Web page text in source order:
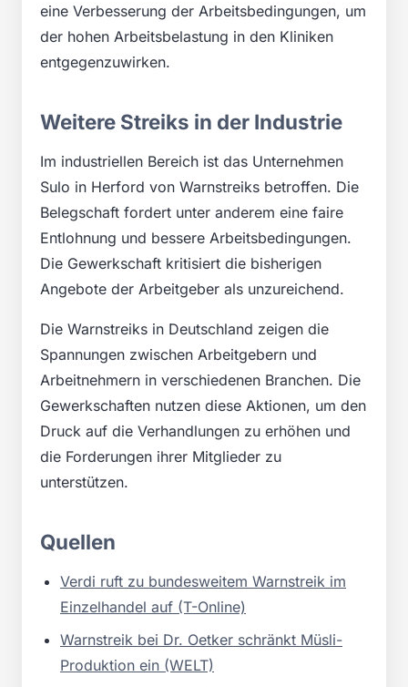
eine Verbesserung der Arbeitsbedingungen, um
der hohen Arbeitsbelastung in den Kliniken
entgegenzuwirken.
Weitere Streiks in der Industrie
Im industriellen Bereich ist das Unternehmen
Sulo in Herford von Warnstreiks betroffen. Die
Belegschaft fordert unter anderem eine faire
Entlohnung und bessere Arbeitsbedingungen.
Die Gewerkschaft kritisiert die bisherigen
Angebote der Arbeitgeber als unzureichend.
Die Warnstreiks in Deutschland zeigen die
Spannungen zwischen Arbeitgebern und
Arbeitnehmern in verschiedenen Branchen. Die
Gewerkschaften nutzen diese Aktionen, um den
Druck auf die Verhandlungen zu erhöhen und
die Forderungen ihrer Mitglieder zu
unterstützen.
Quellen
Verdi ruft zu bundesweitem Warnstreik im
Einzelhandel auf (T-Online)
Warnstreik bei Dr. Oetker schränkt Müsli-
Produktion ein (WELT)